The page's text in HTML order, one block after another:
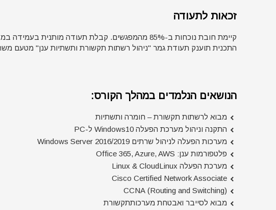
זכאות לתעודה
קיימת חובת נוכחות ב-85% מהמפגשים. קבלת תעודה
התכנית תוענק תעודת גמר "ניהול רשתות תקשורת ותשתיות ענן" מטעם
הנושאים הנלמדים במהלך הקורס:
מבוא לרשתות תקשורת – חומרה ותשתיות
התקנה וניהול מערכת הפעלה Windows10 ל-PC
מערכות הפעלה לניהול שרתים Windows Server 2016/2019
פלטפורמות ענן: Office 365, Azure, AWS
מערכת הפעלה Linux & CloudLinux
Cisco Certified Network Associate
(Routing and Switching) CCNA
מבוא לסייבר ואבטחת מערכותתקשורת